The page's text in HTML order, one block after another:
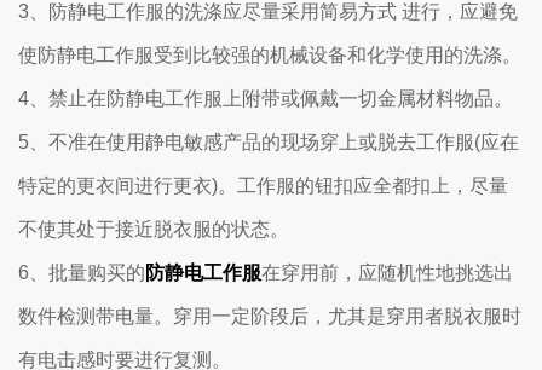
3、防静电工作服的洗涤应尽量采用简易方式 进行，应避免
使防静电工作服受到比较强的机械设备和化学使用的洗涤。
4、禁止在防静电工作服上附带或佩戴一切金属材料物品。
5、不准在使用静电敏感产品的现场穿上或脱去工作服(应在
特定的更衣间进行更衣)。工作服的钮扣应全都扣上，尽量
不使其处于接近脱衣服的状态。
6、批量购买的 防静电工作服在穿用前，应随机性地挑选出
数件检测带电量。穿用一定阶段后，尤其是穿用者脱衣服时
有电击感时要进行复测。